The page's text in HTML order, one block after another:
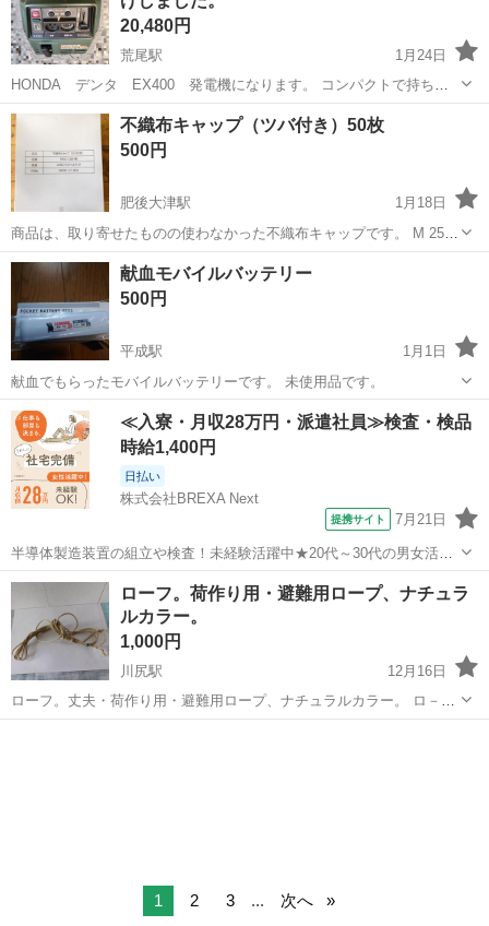
20,480円
荒尾駅
1月24日
HONDA デンタ EX400 発電機になります。 コンパクトで持ち運
びやすいポータブル発電 発電量は、400wです！ 燃料2Lで、4時間く
らい発電します。 音も静かで、絶好調です！ グラインダーキチンと回
りました。 限...
熊本 荒尾市 荒尾駅 防災、セキュリティ 電機
不織布キャップ（ツバ付き）50枚
500円
肥後大津駅
1月18日
商品は、取り寄せたものの使わなかった不織布キャップです。 M 25
枚/パック×2パック MADE IN CHINA 引き取りに来ていただける方のご
来店をお待ちいたしております！ 実店舗で...
熊本 菊池郡 肥後大津駅 防災、セキュリティ
献血モバイルバッテリー
500円
平成駅
1月1日
献血でもらったモバイルバッテリーです。 未使用品です。
熊本 熊本市 平成駅 防災、セキュリティ
モバイルバッテリー
≪入寮・月収28万円・派遣社員≫検査・検品
時給1,400円
日払い
株式会社BREXA Next
提携サイト 7月21日
半導体製造装置の組立や検査！未経験活躍中★20代～30代の男女活躍
中★ワンルーム寮完備！赴任旅費会社負担！マイカー通勤OK！無料駐
車場あり！正社員登用あり！《熊本県菊池郡大津町》 人気の工場のお
仕事 ◇半導体製造装置の組立...
熊本 その他
ローフ。荷作り用・避難用ロープ、ナチュラ
ルカラー。
1,000円
川尻駅
12月16日
ローフ。丈夫・荷作り用・避難用ロープ、ナチュラルカラー。 ロ－プ
長さ3.16ｍ・径6ｃｍ - 素材: ロープ - 用途: 避難用 - 状態: 未使用 - 色:
1 2 3 ... 次へ